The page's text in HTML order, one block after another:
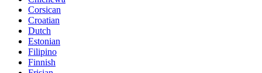
Corsican
Croatian
Dutch
Estonian
Filipino
Finnish